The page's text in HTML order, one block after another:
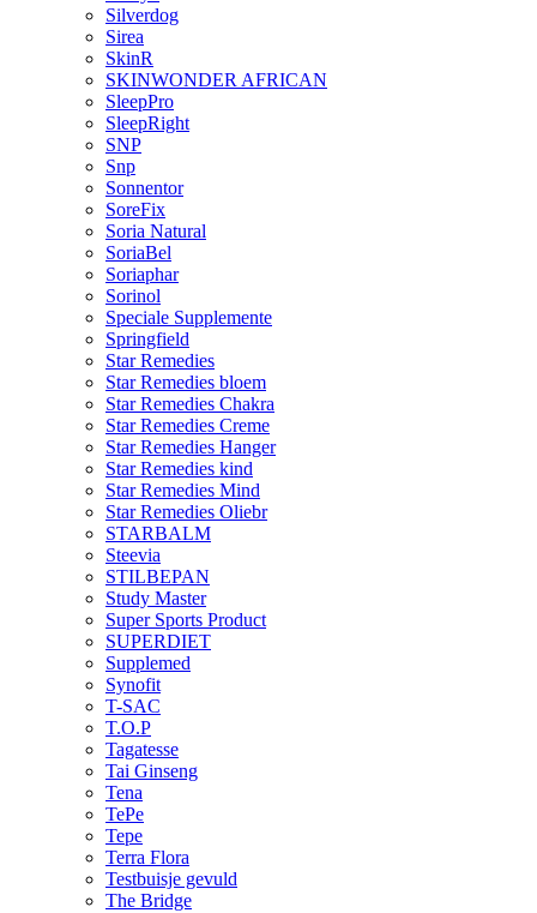
Silverdog
Sirea
SkinR
SKINWONDER AFRICAN
SleepPro
SleepRight
SNP
Snp
Sonnentor
SoreFix
Soria Natural
SoriaBel
Soriaphar
Sorinol
Speciale Supplemente
Springfield
Star Remedies
Star Remedies bloem
Star Remedies Chakra
Star Remedies Creme
Star Remedies Hanger
Star Remedies kind
Star Remedies Mind
Star Remedies Oliebr
STARBALM
Steevia
STILBEPAN
Study Master
Super Sports Product
SUPERDIET
Supplemed
Synofit
T-SAC
T.O.P
Tagatesse
Tai Ginseng
Tena
TePe
Tepe
Terra Flora
Testbuisje gevuld
The Bridge